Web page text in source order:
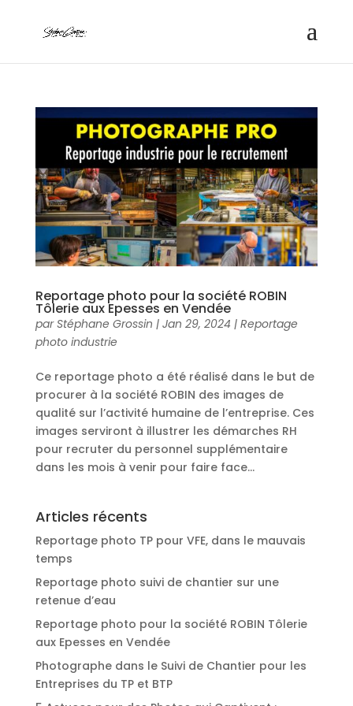
Reportage photo pour la société ROBIN
Tôlerie aux Epesses en Vendée
parStéphane Grossin | Jan 29, 2024| Reportage
photo industrie
Ce reportage photo a été réalisé dans le but de
procurer à la société ROBIN des images de
qualité sur l’activité humaine de l’entreprise. Ces
images serviront à illustrer les démarches RH
pour recruter du personnel supplémentaire
dans les mois à venir pour faire face...
Articles récents
Reportage photo TP pour VFE, dans le mauvais
temps
Reportage photo suivi de chantier sur une
retenue d’eau
Reportage photo pour la société ROBIN Tôlerie
aux Epesses en Vendée
Photographe dans le Suivi de Chantier pour les
Entreprises du TP et BTP